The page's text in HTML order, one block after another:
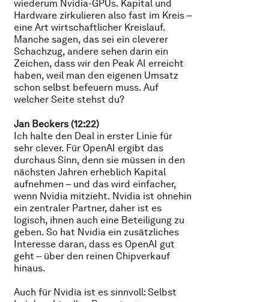
wiederum Nvidia-GPUs. Kapital und
Hardware zirkulieren also fast im Kreis –
eine Art wirtschaftlicher Kreislauf.
Manche sagen, das sei ein cleverer
Schachzug, andere sehen darin ein
Zeichen, dass wir den Peak AI erreicht
haben, weil man den eigenen Umsatz
schon selbst befeuern muss. Auf
welcher Seite stehst du?
Jan Beckers (12:22)
Ich halte den Deal in erster Linie für
sehr clever. Für OpenAI ergibt das
durchaus Sinn, denn sie müssen in den
nächsten Jahren erheblich Kapital
aufnehmen – und das wird einfacher,
wenn Nvidia mitzieht. Nvidia ist ohnehin
ein zentraler Partner, daher ist es
logisch, ihnen auch eine Beteiligung zu
geben. So hat Nvidia ein zusätzliches
Interesse daran, dass es OpenAI gut
geht – über den reinen Chipverkauf
hinaus.
Auch für Nvidia ist es sinnvoll: Selbst